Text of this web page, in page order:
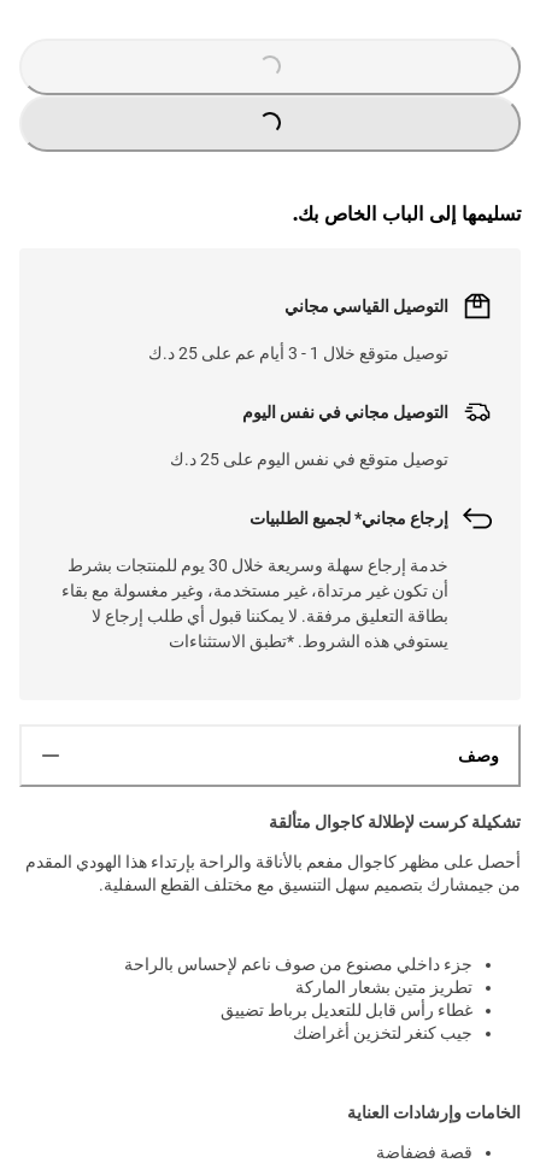
LOADING
...
LOADING
...
تسليمها إلى الباب الخاص بك.
التوصيل القياسي مجاني
توصيل متوقع خلال 1 - 3 أيام عم على 25 د.ك
التوصيل مجاني في نفس اليوم
توصيل متوقع في نفس اليوم على 25 د.ك
إرجاع مجاني* لجميع الطلبيات
خدمة إرجاع سهلة وسريعة خلال 30 يوم للمنتجات بشرط
أن تكون غير مرتداة، غير مستخدمة، وغير مغسولة مع بقاء
بطاقة التعليق مرفقة. لا يمكننا قبول أي طلب إرجاع لا
يستوفي هذه الشروط. *تطبق الاستثناءات
وصف
تشكيلة كرست لإطلالة كاجوال متألقة
أحصل على مظهر كاجوال مفعم بالأناقة والراحة بإرتداء هذا الهودي المقدم
من جيمشارك بتصميم سهل التنسيق مع مختلف القطع السفلية.
جزء داخلي مصنوع من صوف ناعم لإحساس بالراحة
تطريز متين بشعار الماركة
غطاء رأس قابل للتعديل برباط تضييق
جيب كنغر لتخزين أغراضك
الخامات وإرشادات العناية
قصة فضفاضة